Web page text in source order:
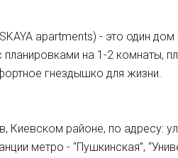
apartments) - это один
планировками на 1-2 комнаты,
гнездышко для жизни.
Киевском районе, по адресу:
метро - “Пушкинская”,